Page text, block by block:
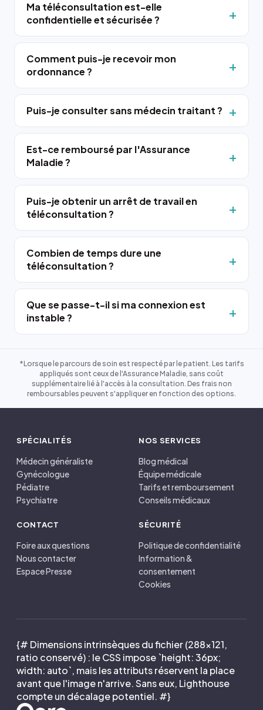
Ma téléconsultation est-elle
confidentielle et sécurisée ?
Comment puis-je recevoir mon
ordonnance ?
Puis-je consulter sans médecin traitant ?
Est-ce remboursé par l'Assurance
Maladie ?
Puis-je obtenir un arrêt de travail en
téléconsultation ?
Combien de temps dure une
téléconsultation ?
Que se passe-t-il si ma connexion est
instable ?
*Lorsque le parcours de soin est respecté par le patient. Les tarifs
appliqués sont ceux de l'Assurance Maladie, sans coût
supplémentaire lié à l'accès à la consultation. Des frais non
remboursables peuvent s'appliquer en fonction des options.
SPÉCIALITÉS
Médecin généraliste
Gynécologue
Pédiatre
Psychiatre
NOS SERVICES
Blog médical
Équipe médicale
Tarifs et remboursement
Conseils médicaux
CONTACT
Foire aux questions
Nous contacter
Espace Presse
SÉCURITÉ
Politique de confidentialité
Information &
consentement
Cookies
{# Dimensions intrinsèques du fichier (288×121,
ratio conservé) : le CSS impose `height: 36px;
width: auto`, mais les attributs réservent la place
avant que l'image n'arrive. Sans eux, Lighthouse
compte un décalage potentiel. #}